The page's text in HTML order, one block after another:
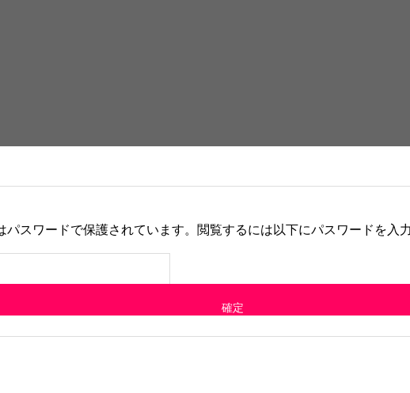
パスワードで保護されています。閲覧するには以下にパスワードを入